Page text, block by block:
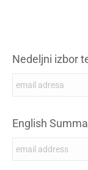
Nedeljni izbor
English